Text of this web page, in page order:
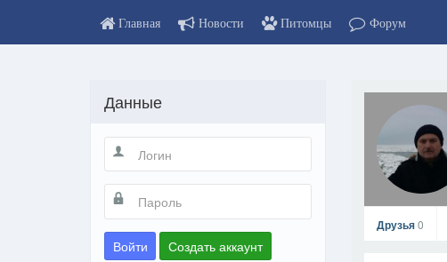
Главная Новости Питомцы Форум
Друзья0
Данные
Войти Создать аккаунт